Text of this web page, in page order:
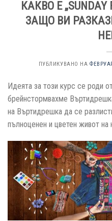
КАКВО Е „SUNDAY
ЗАЩО ВИ
ПУБЛИКУВАНО НА
Идеята за този курс се роди
брейнстормвахме
на Въртидрешка да се
пълноценен и цветен живот на